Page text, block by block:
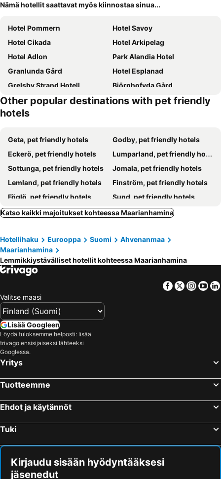
Nämä hotellit saattavat myös kiinnostaa sinua...
Hotel Pommern
Hotel Savoy
Hotel Cikada
Hotel Arkipelag
Hotel Adlon
Park Alandia Hotel
Granlunda Gård
Hotel Esplanad
Grelsby Strand Hotell
Björnhofvda Gård
Herro Stugor
Norrö Holiday Village
Other popular destinations with pet friendly
hotels
Geta, pet friendly hotels
Godby, pet friendly hotels
Eckerö, pet friendly hotels
Lumparland, pet friendly hotels
Sottunga, pet friendly hotels
Jomala, pet friendly hotels
Lemland, pet friendly hotels
Finström, pet friendly hotels
Föglö, pet friendly hotels
Sund, pet friendly hotels
Hammarland, pet friendly hotels
Kastelholm, pet friendly hotels
Katso kaikki majoitukset kohteessa Maarianhamina
Hotellihaku Eurooppa Suomi
Ahvenanmaa
Maarianhamina
Lemmikkiystävälliset hotellit kohteessa Maarianhamina
Facebook
Twitter
Valitse maasi
Lisää Googleen
Löydä tuloksemme helposti: lisää
trivago ensisijaiseksi lähteeksi
Googlessa.
Yritys
Tuotteemme
Ehdot ja käytännöt
Tuki
Kirjaudu sisään hyödyntääksesi
jäsenedut